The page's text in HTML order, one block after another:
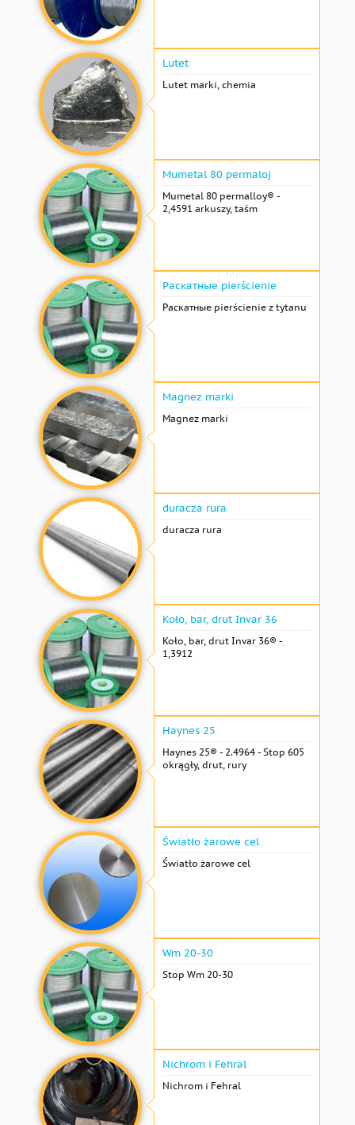
Lutet
Lutet marki, chemia
Mumetal 80 permaloj
Mumetal 80 permalloy® -
2,4591 arkuszy, taśm
Раскатные pierścienie
Раскатные pierścienie z tytanu
Magnez marki
Magnez marki
duracza rura
duracza rura
Koło, bar, drut Invar 36
Koło, bar, drut Invar 36® -
1,3912
Haynes 25
Haynes 25® - 2.4964 - Stop 605
okrągły, drut, rury
Światło żarowe cel
Światło żarowe cel
Wm 20-30
Stop Wm 20-30
Nichrom i Fehral
Nichrom i Fehral